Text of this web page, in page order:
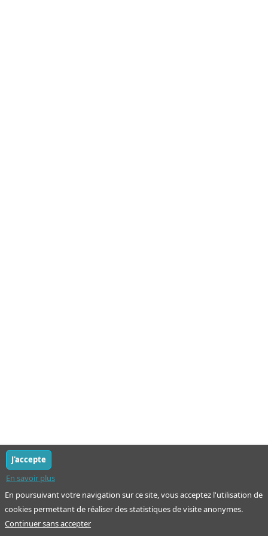
En poursuivant votre navigation sur ce site, vous acceptez l'utilisation de
cookies permettant de réaliser des statistiques de visite anonymes.
En savoir plus
J'accepte
Continuer sans accepter